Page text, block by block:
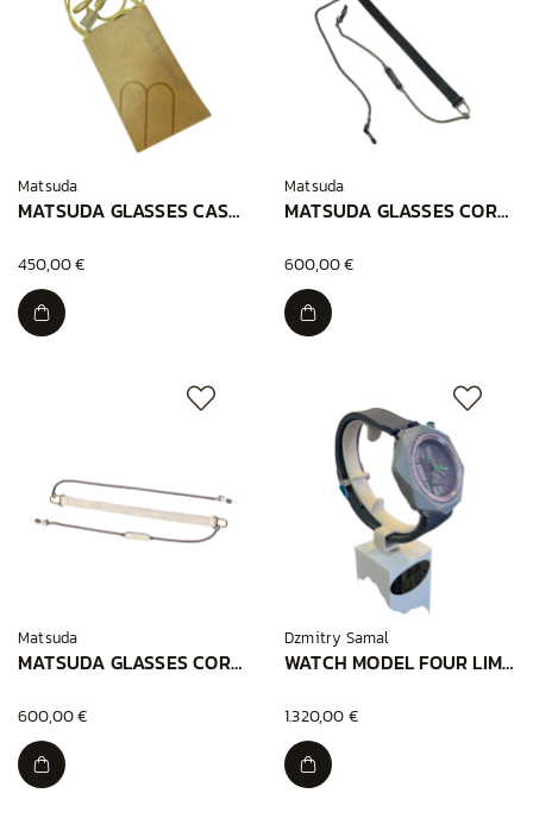
Matsuda
MATSUDA GLASSES CASE SHIRONOMESHI
450,00 €
Matsuda
MATSUDA GLASSES CORD BLACK
600,00 €
Matsuda
MATSUDA GLASSES CORD SHIRONOMESHI
600,00 €
Dzmitry Samal
WATCH MODEL FOUR LIMITED GREEN
1.320,00 €